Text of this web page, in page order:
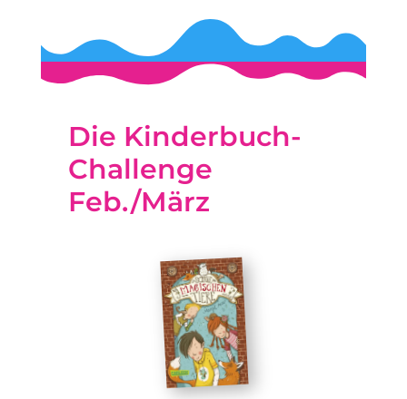
Die Kinderbuch-
Challenge
Feb./März